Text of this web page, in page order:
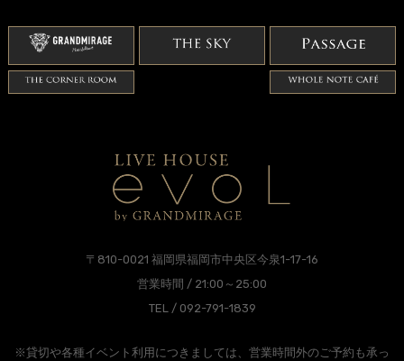
〒810-0021 福岡県福岡市中央区今泉1-17-16
営業時間 / 21:00～25:00
TEL / 092-791-1839
※貸切や各種イベント利用につきましては、営業時間外のご予約も承っ